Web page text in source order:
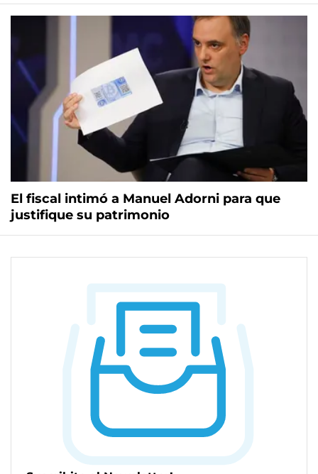
El fiscal intimó a Manuel Adorni para que
justifique su patrimonio